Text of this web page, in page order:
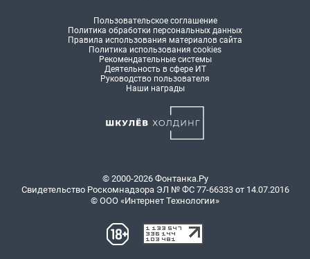
Пользовательское соглашение
Политика обработки персональных данных
Правила использования материалов сайта
Политика использования cookies
Рекомендательные системы
Деятельность в сфере ИТ
Руководство пользователя
Наши награды
© 2000-2026 Фонтанка.Ру
Свидетельство Роскомнадзора ЭЛ № ФС 77-66333 от 14.07.2016
© ООО «Интернет Технологии»